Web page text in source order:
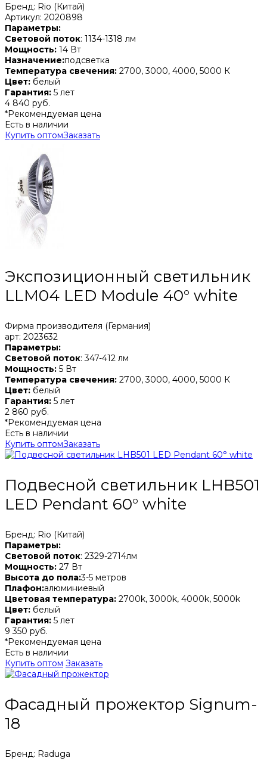
Бренд: Rio (Китай)
Артикул: 2020898
Параметры:
Световой поток: 1134-1318 лм
Мощность: 14 Вт
Назначение:подсветка
Температура свечения: 2700, 3000, 4000, 5000 К
Цвет: белый
Гарантия: 5 лет
4 840 руб.
*Рекомендуемая цена
Есть в наличии
Купить оптомЗаказать
Экспозиционный светильник
LLM04 LED Module 40° white
Фирма производителя (Германия)
арт: 2023632
Параметры:
Световой поток: 347-412 лм
Мощность: 5 Вт
Температура свечения: 2700, 3000, 4000, 5000 К
Цвет: белый
Гарантия: 5 лет
2 860 руб.
*Рекомендуемая цена
Есть в наличии
Купить оптомЗаказать
Подвесной светильник LHB501
LED Pendant 60° white
Бренд: Rio (Китай)
Параметры:
Световой поток: 2329-2714лм
Мощность: 27 Вт
Высота до пола:3-5 метров
Плафон:алюминиевый
Цветовая температура: 2700k, 3000k, 4000k, 5000k
Цвет: белый
Гарантия: 5 лет
9 350 руб.
*Рекомендуемая цена
Есть в наличии
Купить оптом Заказать
Фасадный прожектор Signum-
18
Бренд: Raduga